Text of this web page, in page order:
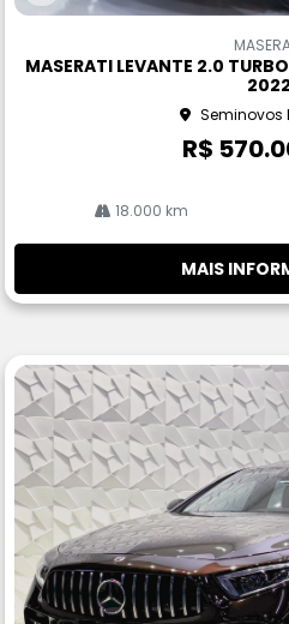
Co
rtil
MASERATI LEVANTE 2.0
2022
Seminovos
R$
18.000 km
MAIS